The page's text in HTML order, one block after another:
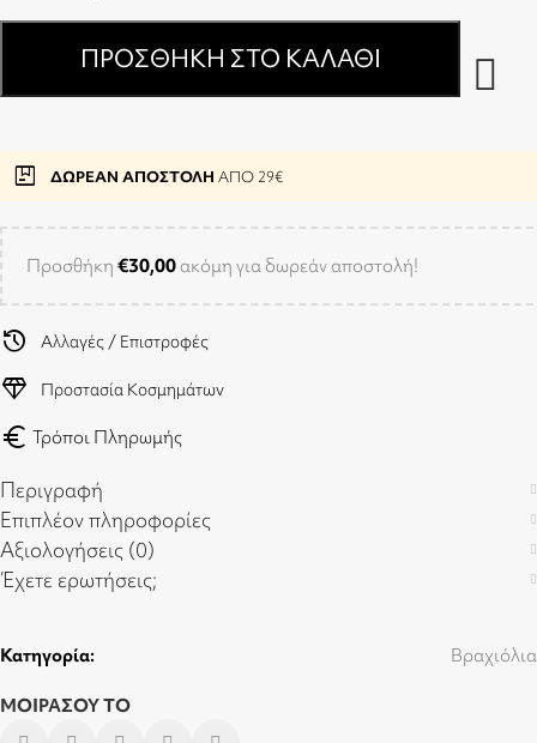
ΠΡΟΣΘΉΚΗ ΣΤΟ ΚΑΛΆΘΙ
package ΔΩΡΕΑΝ ΑΠΟΣΤΟΛΗ ΑΠΟ 29€
Προσθήκη €30,00 ακόμη για δωρεάν αποστολή!
history Αλλαγές / Επιστροφές
diamond Προστασία Κοσμημάτων
euro Τρόποι Πληρωμής
Περιγραφή
Επιπλέον πληροφορίες
Αξιολογήσεις (0)
Έχετε ερωτήσεις;
Κατηγορία: Βραχιόλια
ΜΟΙΡΑΣΟΥ ΤΟ